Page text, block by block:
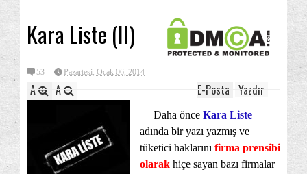
Kara Liste (II)
53 Pazartesi, Ocak 06, 2014
A A Yazdır
E-Posta
Daha önce Kara Liste
adında bir yazı yazmış ve
tüketici haklarını firma prensibi
olarak hiçe sayan bazı firmalar